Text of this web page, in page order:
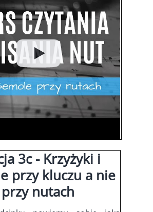
3c - Krzyżyki i
przy kluczu a nie
przy nutach